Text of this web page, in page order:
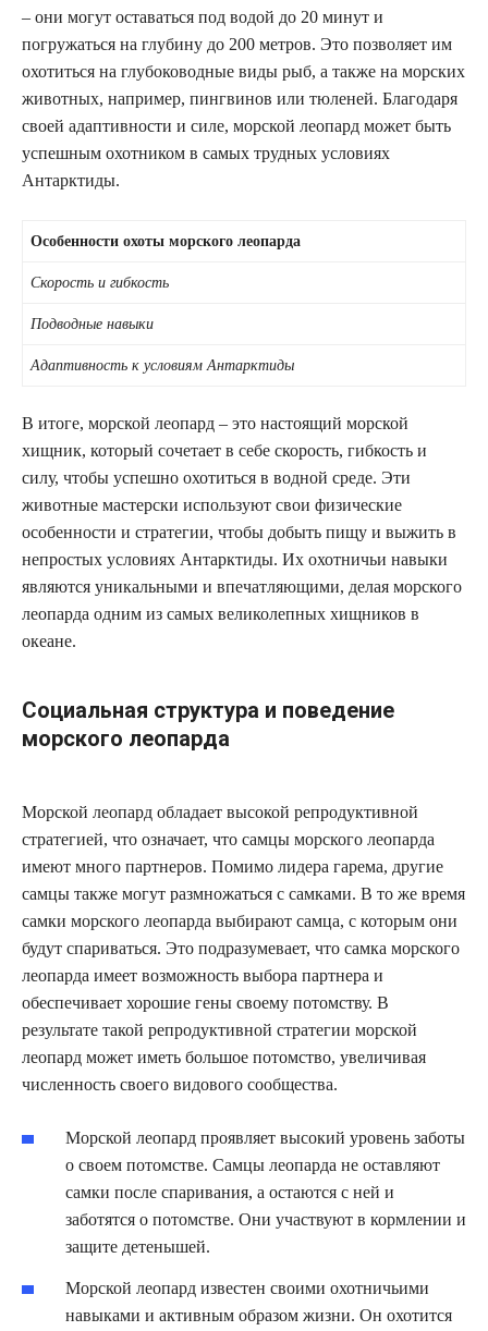
– они могут оставаться под водой до 20 минут и
погружаться на глубину до 200 метров. Это позволяет им
охотиться на глубоководные виды рыб, а также на морских
животных, например, пингвинов или тюленей. Благодаря
своей адаптивности и силе, морской леопард может быть
успешным охотником в самых трудных условиях
Антарктиды.
Особенности охоты морского леопарда
Скорость и гибкость
Подводные навыки
Адаптивность к условиям Антарктиды
В итоге, морской леопард – это настоящий морской
хищник, который сочетает в себе скорость, гибкость и
силу, чтобы успешно охотиться в водной среде. Эти
животные мастерски используют свои физические
особенности и стратегии, чтобы добыть пищу и выжить в
непростых условиях Антарктиды. Их охотничьи навыки
являются уникальными и впечатляющими, делая морского
леопарда одним из самых великолепных хищников в
океане.
Социальная структура и поведение
морского леопарда
Морской леопард обладает высокой репродуктивной
стратегией, что означает, что самцы морского леопарда
имеют много партнеров. Помимо лидера гарема, другие
самцы также могут размножаться с самками. В то же время
самки морского леопарда выбирают самца, с которым они
будут спариваться. Это подразумевает, что самка морского
леопарда имеет возможность выбора партнера и
обеспечивает хорошие гены своему потомству. В
результате такой репродуктивной стратегии морской
леопард может иметь большое потомство, увеличивая
численность своего видового сообщества.
Морской леопард проявляет высокий уровень заботы
о своем потомстве. Самцы леопарда не оставляют
самки после спаривания, а остаются с ней и
заботятся о потомстве. Они участвуют в кормлении и
защите детенышей.
Морской леопард известен своими охотничьими
навыками и активным образом жизни. Он охотится